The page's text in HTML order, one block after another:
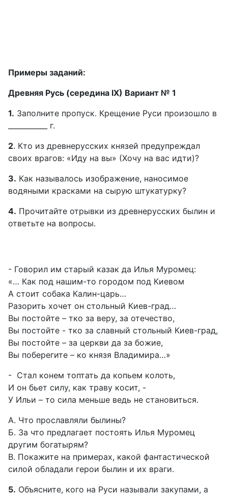
Примеры заданий:
Древняя Русь (середина IX) Вариант № 1
1. Заполните пропуск. Крещение Руси произошло в
___________ г.
2. Кто из древнерусских князей предупреждал
своих врагов: «Иду на вы» (Хочу на вас идти)?
3. Как называлось изображение, наносимое
водяными красками на сырую штукатурку?
4. Прочитайте отрывки из древнерусских былин и
ответьте на вопросы.
- Говорил им старый казак да Илья Муромец:
«… Как под нашим-то городом под Киевом
А стоит собака Калин-царь…
Разорить хочет он стольный Киев-град…
Вы постойте – тко за веру, за отечество,
Вы постойте - тко за славный стольный Киев-град,
Вы постойте – за церкви да за божие,
Вы поберегите – ко князя Владимира…»
- Стал конем топтать да копьем колоть,
И он бьет силу, как траву косит, -
У Ильи – то сила меньше ведь не становиться.
А. Что прославляли былины?
Б. За что предлагает постоять Илья Муромец
другим богатырям?
В. Покажите на примерах, какой фантастической
силой обладали герои былин и их враги.
5. Объясните, кого на Руси называли закупами, а